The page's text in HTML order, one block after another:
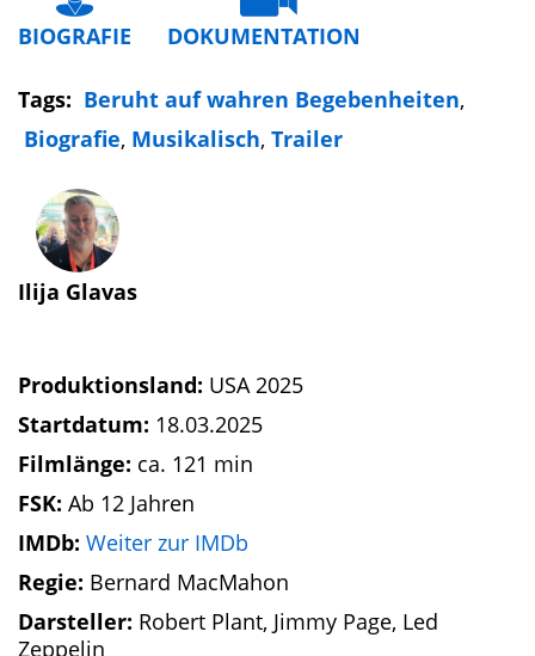
BIOGRAFIE DOKUMENTATION
Tags: Beruht auf wahren Begebenheiten,
Biografie, Musikalisch, Trailer
Ilija Glavas
Produktionsland: USA 2025
Startdatum: 18.03.2025
Filmlänge: ca. 121 min
FSK: Ab 12 Jahren
IMDb: Weiter zur IMDb
Regie: Bernard MacMahon
Darsteller: Robert Plant, Jimmy Page, Led
Zeppelin